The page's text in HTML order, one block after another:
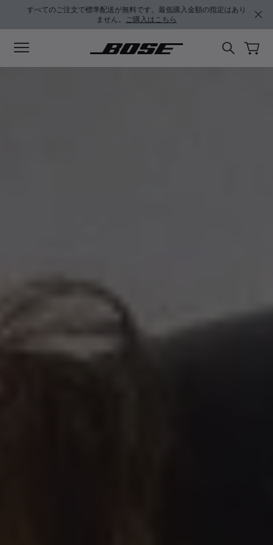
メインコンテンツに移動
フッターコンテンツに移動
アクセシビリティ声明に移動する
すべてのご注文で標準配送が無料です。最低購入金額の指定はあり
ません。 ご購入はこちら